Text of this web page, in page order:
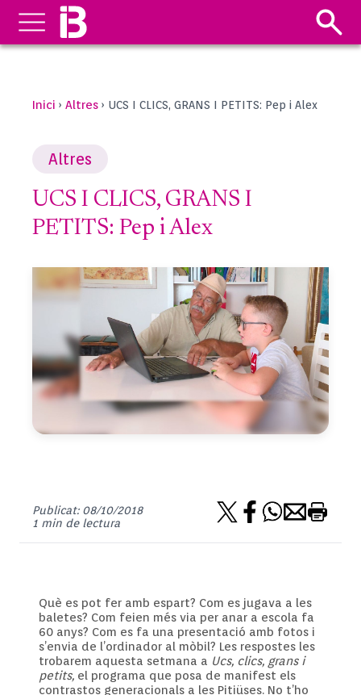
Inici › Altres › UCS I CLICS, GRANS I PETITS: Pep i Alex
Altres
UCS I CLICS, GRANS I
PETITS: Pep i Alex
Publicat: 08/10/2018
1 min de lectura
Què es pot fer amb espart? Com es jugava a les
baletes? Com feien més via per anar a escola fa
60 anys? Com es fa una presentació amb fotos i
s’envia de l’ordinador al mòbil? Les respostes les
trobarem aquesta setmana a Ucs, clics, grans i
petits, el programa que posa de manifest els
contrastos generacionals a les Pitiüses. No t’ho